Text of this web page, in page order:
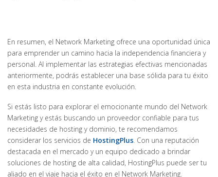
En resumen, el Network Marketing ofrece una oportunidad única
para emprender un camino hacia la independencia financiera y
personal. Al implementar las estrategias efectivas mencionadas
anteriormente, podrás establecer una base sólida para tu éxito
en esta industria en constante evolución.
Si estás listo para explorar el emocionante mundo del Network
Marketing y estás buscando un proveedor confiable para tus
necesidades de hosting y dominio, te recomendamos
considerar los servicios de HostingPlus. Con una reputación
destacada en el mercado y un equipo dedicado a brindar
soluciones de hosting de alta calidad, HostingPlus puede ser tu
aliado en el viaje hacia el éxito en el Network Marketing.